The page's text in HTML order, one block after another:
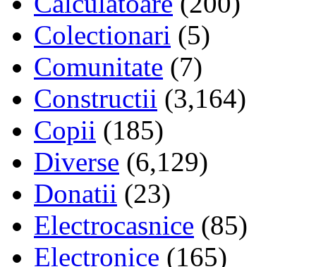
Colectionari (5)
Comunitate (7)
Constructii (3,164)
Copii (185)
Diverse (6,129)
Donatii (23)
Electrocasnice (85)
Electronice (165)